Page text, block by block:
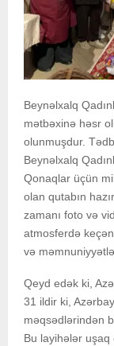
Beynəlxalq
mətbəxinə həsr
olunmuşdur.
Beynəlxalq
Qonaqlar üçün
olan qutabın
zamanı foto və
atmosferdə
və məmnuniyyətlə
Qeyd edək ki,
31 ildir ki,
məqsədlərindən
Bu layihələr uşaq